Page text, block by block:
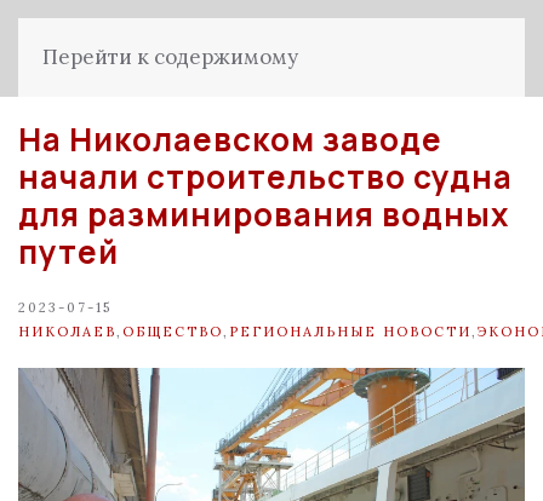
Перейти к содержимому
На Николаевском заводе
начали строительство судна
для разминирования водных
путей
2023-07-15
НИКОЛАЕВ ОБЩЕСТВО РЕГИОНАЛЬНЫЕ НОВОСТИ